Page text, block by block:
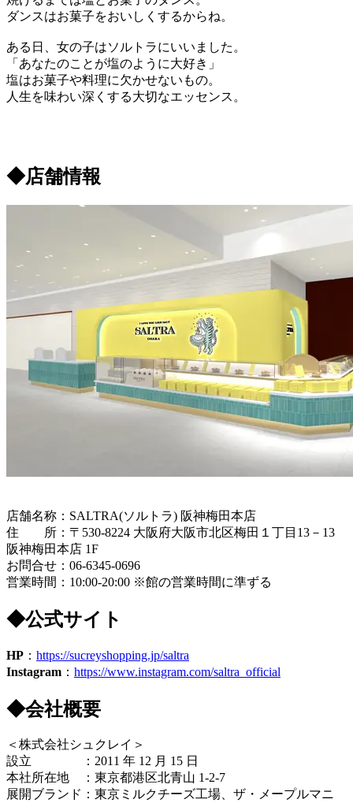
ダンスはお菓子をおいしくするからね。
ある日、女の子はソルトラにいいました。
「あなたのことが塩のように大好き」
塩はお菓子や料理に欠かせないもの。
人生を味わい深くする大切なエッセンス。
◆店舗情報
店舗名称：SALTRA(ソルトラ) 阪神梅田本店
住 所：〒530-8224 大阪府大阪市北区梅田１丁目13－13
阪神梅田本店 1F
お問合せ：06-6345-0696
営業時間：10:00-20:00 ※館の営業時間に準ずる
◆公式サイト
HP ： https://sucreyshopping.jp/saltra
Instagram ： https://www.instagram.com/saltra_official
◆会社概要
＜株式会社シュクレイ＞
設立 ：2011 年 12 月 15 日
本社所在地 ：東京都港区北青山 1-2-7
展開ブランド：東京ミルクチーズ工場、ザ・メープルマニ